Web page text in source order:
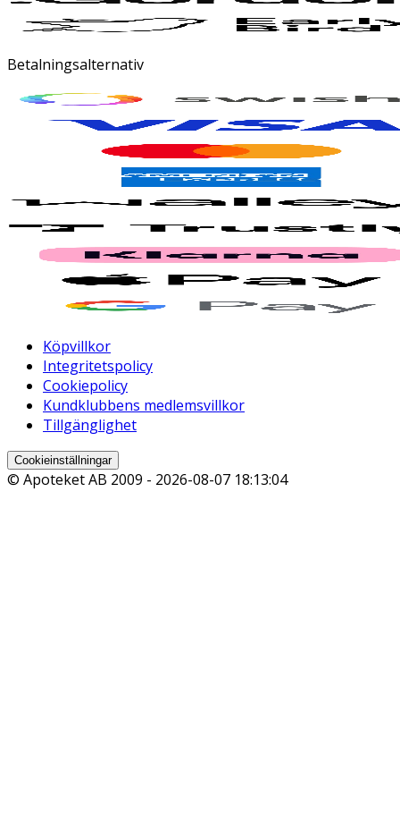
Betalningsalternativ
Köpvillkor
Integritetspolicy
Cookiepolicy
Kundklubbens medlemsvillkor
Tillgänglighet
Cookieinställningar
© Apoteket AB 2009 - 2026-08-07 18:13:04